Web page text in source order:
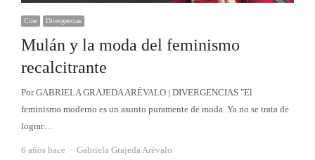
Cine Divergencias
Mulán y la moda del feminismo
recalcitrante
Por GABRIELA GRAJEDA ARÉVALO | DIVERGENCIAS "El
feminismo moderno es un asunto puramente de moda. Ya no se trata de
lograr…
6 años hace Autor
Gabriela Grajeda Arévalo